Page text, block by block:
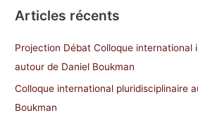
h
Articles récents
Projection Débat Colloque international
autour de Daniel Boukman
Colloque international pluridisciplinaire
Boukman